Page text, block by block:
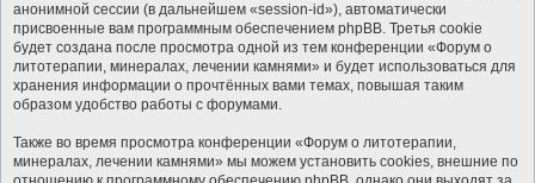
анонимной сессии (в дальнейшем «session-id»), автоматически
присвоенные вам программным обеспечением phpBB. Третья cookie
будет создана после просмотра одной из тем конференции «Форум о
литотерапии, минералах, лечении камнями» и будет использоваться для
хранения информации о прочтённых вами темах, повышая таким
образом удобство работы с форумами.
Также во время просмотра конференции «Форум о литотерапии,
минералах, лечении камнями» мы можем установить cookies, внешние по